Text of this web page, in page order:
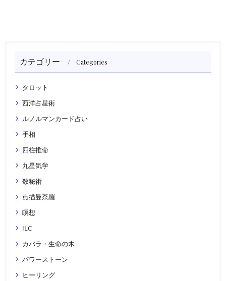
カテゴリー Categories
タロット
西洋占星術
ルノルマンカード占い
手相
四柱推命
九星気学
数秘術
点描曼荼羅
瞑想
ILC
カバラ・生命の木
パワーストーン
ヒーリング